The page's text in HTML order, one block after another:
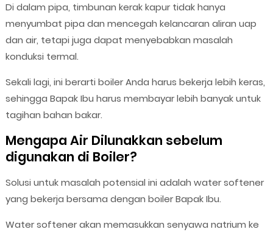
Di dalam pipa, timbunan kerak kapur tidak hanya
menyumbat pipa dan mencegah kelancaran aliran uap
dan air, tetapi juga dapat menyebabkan masalah
konduksi termal.
Sekali lagi, ini berarti boiler Anda harus bekerja lebih keras,
sehingga Bapak Ibu harus membayar lebih banyak untuk
tagihan bahan bakar.
Mengapa Air Dilunakkan sebelum
digunakan di Boiler?
Solusi untuk masalah potensial ini adalah water softener
yang bekerja bersama dengan boiler Bapak Ibu.
Water softener akan memasukkan senyawa natrium ke